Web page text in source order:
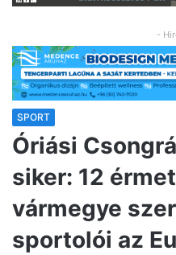
-
SPORT
Óriási
siker: 12
vármegye
sportolói az